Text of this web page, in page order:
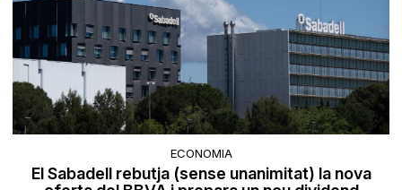
ECONOMIA
El Sabadell rebutja (sense unanimitat) la nova